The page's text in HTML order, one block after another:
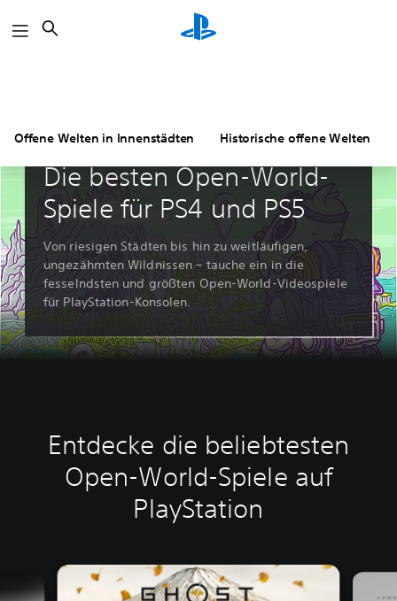
Offene Welten in Innenstädten Historische offene Welten
Die besten Open-World-
Spiele für PS4 und PS5
Von riesigen Städten bis hin zu weitläufigen,
ungezähmten Wildnissen – tauche ein in die
fesselndsten und größten Open-World-Videospiele
für PlayStation-Konsolen.
Entdecke die beliebtesten
Open-World-Spiele auf
PlayStation